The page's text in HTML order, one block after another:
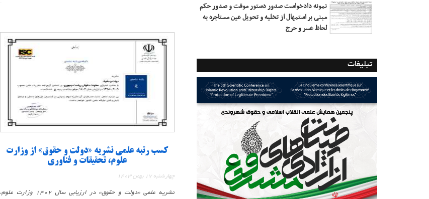
کسب رتبه علمی نشریه «دولت و حقوق» از وزارت
علوم، تحقیقات و فناوری
چهارشنبه 17 بهمن 1403
نشریه علمی «دولت و حقوق» در ارزیابی سال 1402 وزارت علوم،
نمونه دادخواست صدور دستور موقت و صدور حکم
مبنی بر استمهال از تخلیه و تحویل عین مستاجره به
لحاظ عسر و حرج
تبلیغات